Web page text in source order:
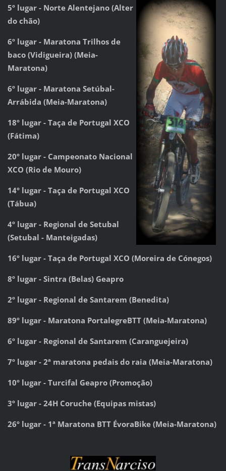
5º lugar - Norte Alentejano (Alter
do chão)
6º lugar - Maratona Trilhos de
baco (Vidigueira) (Meia-
Maratona)
6º lugar - Maratona Setúbal-
Arrábida (Meia-Maratona)
18º lugar - Taça de Portugal XCO
(Fátima)
20º lugar - Campeonato Nacional
XCO (Rio de Mouro)
14º lugar - Taça de Portugal XCO
(Tábua)
4º lugar - Regional de Setubal
(Setubal - Manteigadas)
16º lugar - Taça de Portugal XCO (Moreira de Cónegos)
8º lugar - Sintra (Belas) Geapro
2º lugar - Regional de Santarem (Benedita)
89º lugar - Maratona PortalegreBTT (Meia-Maratona)
6º lugar - Regional de Santarem (Caranguejeira)
7º lugar - 2ª maratona pedais do raia (Meia-Maratona)
10º lugar - Turcifal Geapro (Promoção)
3º lugar - 24H Coruche (Equipas mistas)
26º lugar - 1ª Maratona BTT ÉvoraBike (Meia-Maratona)